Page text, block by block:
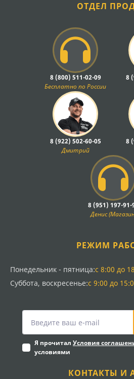
ОТДЕЛ
8 (800) 511-02-09
Бесплатно по России
8
8 (922) 502-60-05
Дмитрий
8
8 (951) 197-91-
Денис
РЕЖИМ
Понедельник - пятница:с 8:00 до
Суббота, воскресенье:с 9:00 до
Я прочитал Условия
условиями
КОНТАКТЫ И